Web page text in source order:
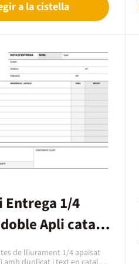
a la cistella
Entrega 1/4
Apli català
de lliurament 1/4 apaïsat